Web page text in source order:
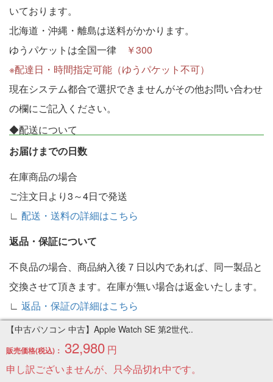
【中古パソコン 中古】Apple Watch SE 第2世代..
販売価格(税込)： 32,980 円
申し訳ございませんが、只今品切れ中です。
いております。
北海道・沖縄・離島は送料がかかります。
ゆうパケットは全国一律
￥300
※配達日・時間指定可能（ゆうパケット不可）
現在システム都合で選択できませんがその他お問い合わせ
の欄にご記入ください。
◆配送について
お届けまでの日数
在庫商品の場合
ご注文日より3～4日で発送
∟ 配送・送料の詳細はこちら
返品・保証について
不良品の場合、商品納入後７日以内であれば、同一製品と
交換させて頂きます。在庫が無い場合は返金いたします。
∟ 返品・保証の詳細はこちら
◆お問い合わせ
受付：お問い合わせフォームより対応
なるべく早く対応させていただきますが、現在のところ10